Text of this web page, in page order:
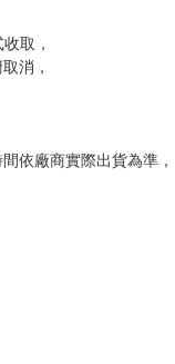
下單後準時取貨。